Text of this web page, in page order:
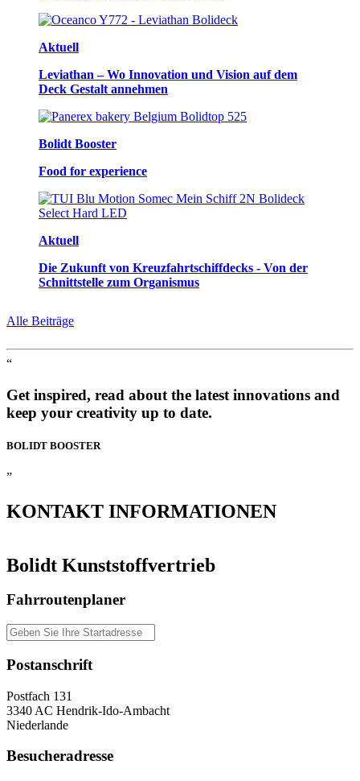
Aktuell
Leviathan – Wo Innovation und Vision auf dem
Deck Gestalt annehmen
Bolidt Booster
Food for experience
Aktuell
Die Zukunft von Kreuzfahrtschiffdecks - Von der
Schnittstelle zum Organismus
Alle Beiträge
“
Get inspired, read about the latest innovations and
keep your creativity up to date.
BOLIDT BOOSTER
”
KONTAKT INFORMATIONEN
Bolidt Kunststoffvertrieb
Fahrroutenplaner
Postanschrift
Postfach 131
3340 AC Hendrik-Ido-Ambacht
Niederlande
Besucheradresse